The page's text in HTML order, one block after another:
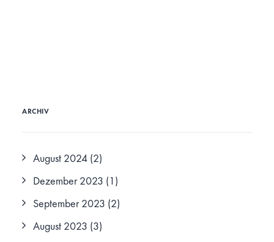
ARCHIV
August 2024 (2)
Dezember 2023 (1)
September 2023 (2)
August 2023 (3)